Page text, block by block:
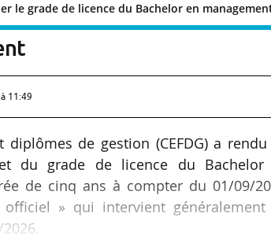
le grade de licence du Bachelor en
renouveler le grade de
11:49
de gestion (CEFDG) a
du grade de licence du Bachelor
de cinq ans à compter du 01/09/
» qui intervient généralement